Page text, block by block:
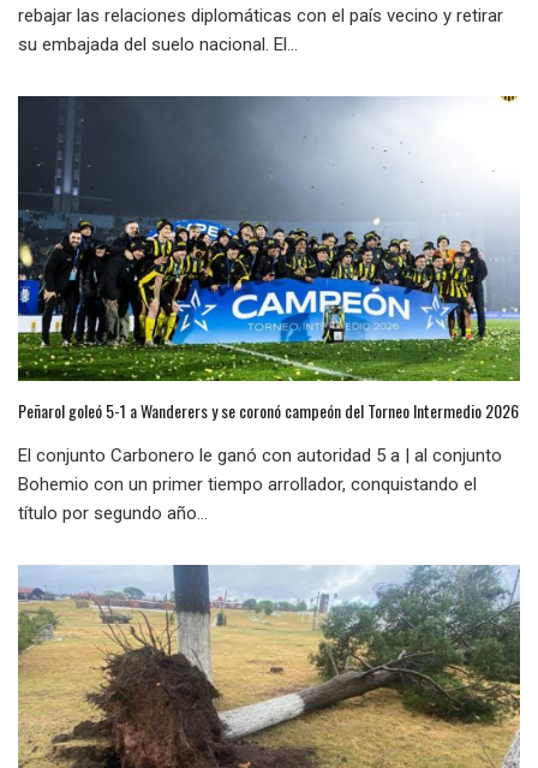
rebajar las relaciones diplomáticas con el país vecino y retirar
su embajada del suelo nacional. El...
Peñarol goleó 5-1 a Wanderers y se coronó campeón del Torneo Intermedio 2026
El conjunto Carbonero le ganó con autoridad 5 a | al conjunto
Bohemio con un primer tiempo arrollador, conquistando el
título por segundo año...